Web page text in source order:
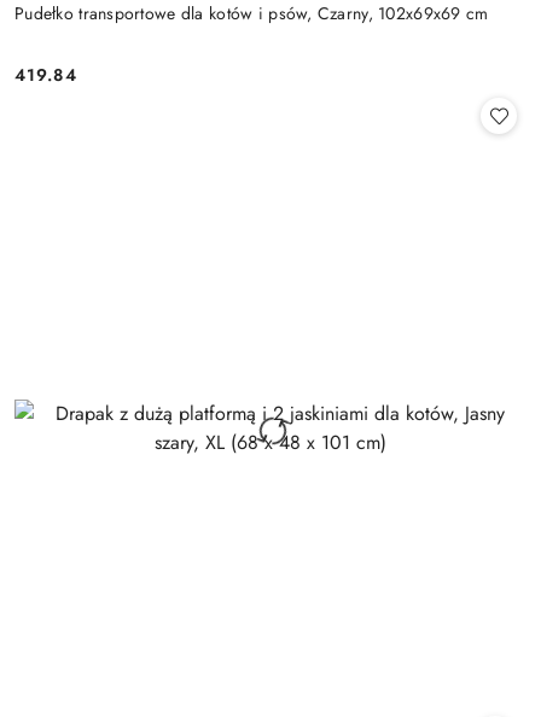
Pudełko transportowe dla kotów i psów, Czarny, 102x69x69 cm
Cena:
419.84